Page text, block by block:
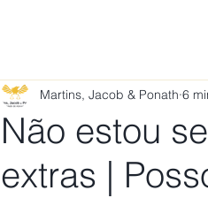
Não estou
extras |
Martins, Jacob & Ponath 6